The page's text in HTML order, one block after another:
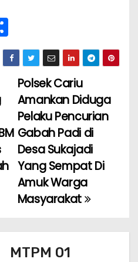
h
ar
ePolsek Cariu
Amankan Diduga
Pelaku Pencurian
Gabah Padi di
Desa Sukajadi
Yang Sempat Di
Amuk Warga
Masyarakat
MTPM 01